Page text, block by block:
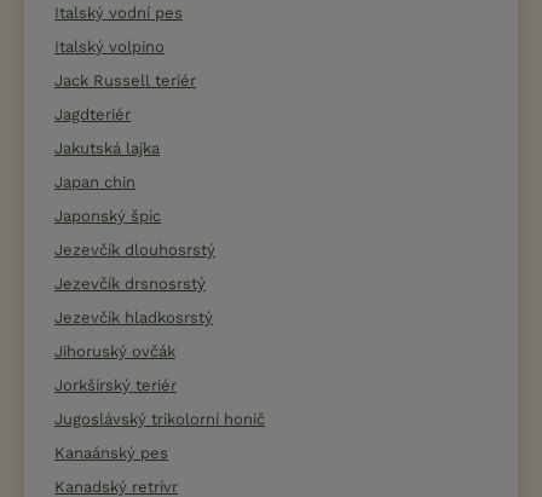
Italský vodní pes
Italský volpino
Jack Russell teriér
Jagdteriér
Jakutská lajka
Japan chin
Japonský špic
Jezevčík dlouhosrstý
Jezevčík drsnosrstý
Jezevčík hladkosrstý
Jihoruský ovčák
Jorkšírský teriér
Jugoslávský trikolorní honič
Kanaánský pes
Kanadský retrívr